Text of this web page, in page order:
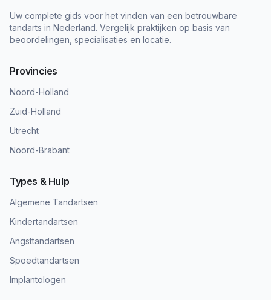
Uw complete gids voor het vinden van een betrouwbare
tandarts in Nederland. Vergelijk praktijken op basis van
beoordelingen, specialisaties en locatie.
Provincies
Noord-Holland
Zuid-Holland
Utrecht
Noord-Brabant
Types & Hulp
Algemene Tandartsen
Kindertandartsen
Angsttandartsen
Spoedtandartsen
Implantologen